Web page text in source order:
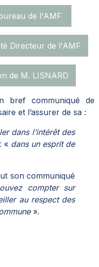
de l'AMF
Directeur de l'AMF
de M. LISNARD
bref communiqué de
et l’assurer de sa :
dans l’intérêt des
« dans un esprit de
son communiqué
compter sur
au respect des
».